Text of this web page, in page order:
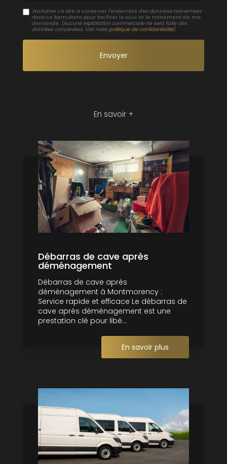
J'autorise ce site à conserver l'ensemble des données transmises
dans ce formulaire pour faciliter le suivi et le traitement de ma
demande. (Aucune exploitation commerciale ne sera faite des
données concervées. Voir notre politique de confidentialité)
En savoir +
Débarras de cave après
déménagement
Débarras de cave après
déménagement à Montmorency :
Service rapide et efficace Le débarras de
cave après déménagement est une
prestation clé pour libé...
En savoir plus